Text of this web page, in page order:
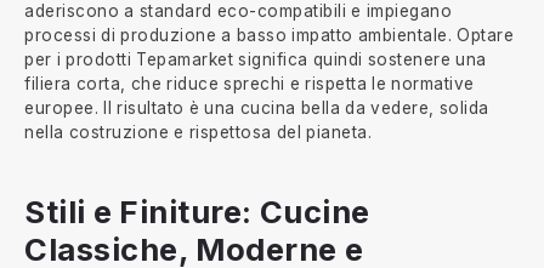
aderiscono a standard eco-compatibili e impiegano
processi di produzione a basso impatto ambientale. Optare
per i prodotti Tepamarket significa quindi sostenere una
filiera corta, che riduce sprechi e rispetta le normative
europee. Il risultato è una cucina bella da vedere, solida
nella costruzione e rispettosa del pianeta.
Stili e Finiture: Cucine
Classiche, Moderne e